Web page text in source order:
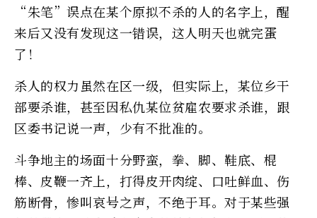
“朱笔”误点在某个原拟不杀的人的名字上，醒
来后又没有发现这一错误，这人明天也就完蛋
了！
杀人的权力虽然在区一级，但实际上，某位乡干
部要杀谁，甚至因私仇某位贫雇农要求杀谁，跟
区委书记说一声，少有不批准的。
斗争地主的场面十分野蛮，拳、脚、鞋底、棍
棒、皮鞭一齐上，打得皮开肉绽、口吐鲜血、伤
筋断骨，惨叫哀号之声，不绝于耳。对于某些强